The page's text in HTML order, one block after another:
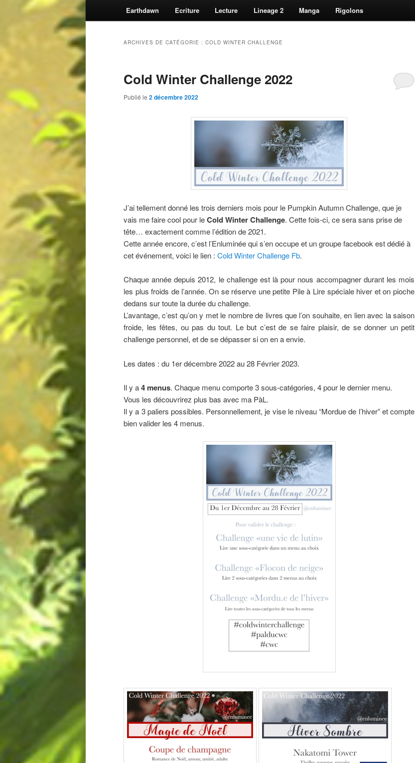
Earthdawn Ecriture Lecture Lineage 2 Manga Rigolons
ARCHIVES DE CATÉGORIE : COLD WINTER CHALLENGE
Cold Winter Challenge 2022
Publié le 2 décembre 2022
J’ai tellement donné les trois derniers mois pour le Pumpkin Autumn Challenge, que je
vais me faire cool pour leCold Winter Challenge. Cette fois-ci, ce sera sans prise de
tête… exactement comme l’édition de 2021.
Cette année encore, c’est l’Enluminée qui s’en occupe et un groupe facebook est dédié à
cet événement, voici le lien : Cold Winter Challenge Fb.
Chaque année depuis 2012, le challenge est là pour nous accompagner durant les mois
les plus froids de l’année. On se réserve une petite Pile à Lire spéciale hiver et on pioche
dedans sur toute la durée du challenge.
L’avantage, c’est qu’on y met le nombre de livres que l’on souhaite, en lien avec la saison
froide, les fêtes, ou pas du tout. Le but c’est de se faire plaisir, de se donner un petit
challenge personnel, et de se dépasser si on en a envie.
Les dates : du 1er décembre 2022 au 28 Février 2023.
Il y a4 menus. Chaque menu comporte 3 sous-catégories, 4 pour le dernier menu.
Vous les découvrirez plus bas avec ma PàL.
Il y a 3 paliers possibles. Personnellement, je vise le niveau “Mordue de l’hiver” et compte
bien valider les 4 menus.